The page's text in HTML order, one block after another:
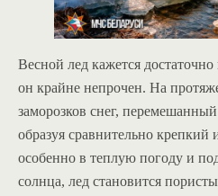
Весной лед кажется
он крайне непрочен. На
заморозков снег, перемешанный
образуя сравнительно
особенно в теплую погоду и
солнца, лед становится